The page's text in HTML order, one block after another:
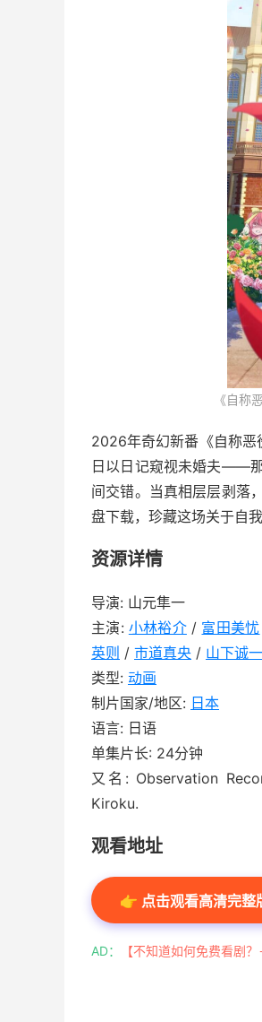
《自称
2026年奇幻新番《自称恶
日以日记窥视未婚夫——
间交错。当真相层层剥落
盘下载，珍藏这场关于自
资源详情
导演: 山元隼一
主演: 小林裕介/ 富田美忧
英则 / 市道真央 / 山下诚
类型: 动画
制片国家/地区: 日本
语言: 日语
单集片长: 24分钟
又名: Observation
Kiroku.
观看地址
AD： 【不知道如何免费看剧？